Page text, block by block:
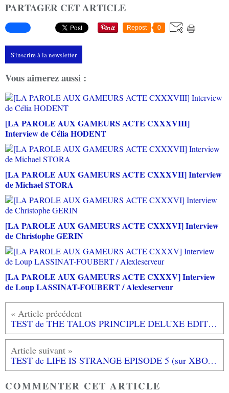
PARTAGER CET ARTICLE
Repost 0
S'inscrire à la newsletter
Vous aimerez aussi :
[LA PAROLE AUX GAMEURS ACTE CXXXVIII]
Interview de Célia HODENT
[LA PAROLE AUX GAMEURS ACTE CXXXVII] Interview
de Michael STORA
[LA PAROLE AUX GAMEURS ACTE CXXXVI] Interview
de Christophe GERIN
[LA PAROLE AUX GAMEURS ACTE CXXXV] Interview
de Loup LASSINAT-FOUBERT / Alexleserveur
TEST de THE TALOS PRINCIPLE DELUXE EDITION (sur PS4): l'esprit Portal!
TEST de LIFE IS STRANGE EPISODE 5 (sur XBOX ONE): un shaker d'émotions!
COMMENTER CET ARTICLE